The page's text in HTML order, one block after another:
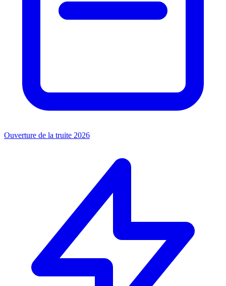
Ouverture de la truite 2026